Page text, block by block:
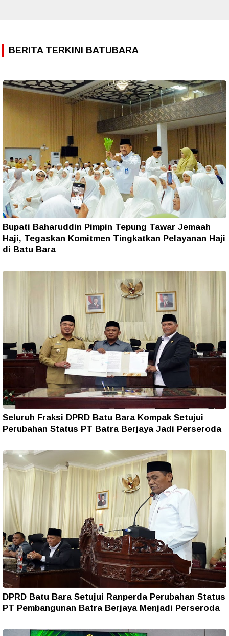
BERITA TERKINI BATUBARA
Bupati Baharuddin Pimpin Tepung Tawar Jemaah
Haji, Tegaskan Komitmen Tingkatkan Pelayanan Haji
di Batu Bara
Seluruh Fraksi DPRD Batu Bara Kompak Setujui
Perubahan Status PT Batra Berjaya Jadi Perseroda
DPRD Batu Bara Setujui Ranperda Perubahan Status
PT Pembangunan Batra Berjaya Menjadi Perseroda